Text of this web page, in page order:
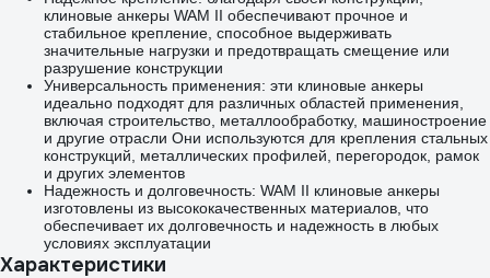
клиновые анкеры WAM II обеспечивают прочное и
стабильное крепление, способное выдерживать
значительные нагрузки и предотвращать смещение или
разрушение конструкции
Универсальность применения: эти клиновые анкеры
идеально подходят для различных областей применения,
включая строительство, металлообработку, машиностроение
и другие отрасли Они используются для крепления стальных
конструкций, металлических профилей, перегородок, рамок
и других элементов
Надежность и долговечность: WAM II клиновые анкеры
изготовлены из высококачественных материалов, что
обеспечивает их долговечность и надежность в любых
условиях эксплуатации
Характеристики